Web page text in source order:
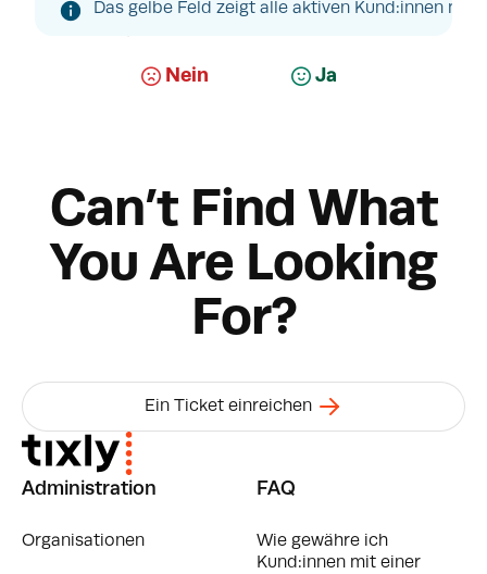
Das gelbe Feld zeigt alle aktiven Kund:innen
Nein Ja
Can’t Find What
You Are Looking
For?
Ein Ticket einreichen
Administration
Organisationen
FAQ
Wie gewähre ich
Kund:innen mit einer